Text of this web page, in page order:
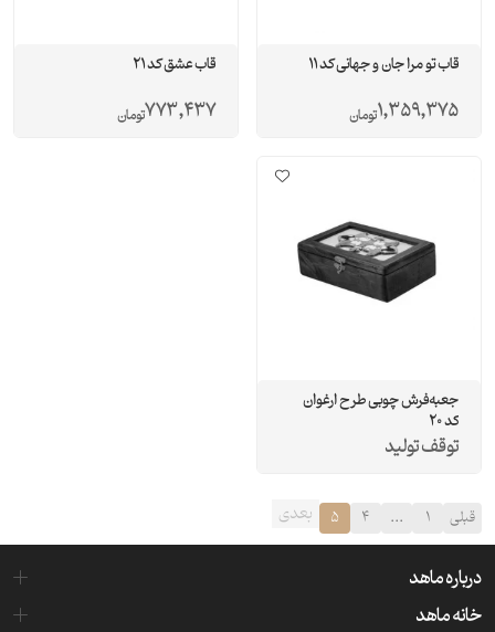
قاب تو مرا جان و جهانی کد 11
1,359,375تومان
قاب عشق کد 21
773,437تومان
جعبه‌فرش چوبی طرح ارغوان
کد 20
توقف تولید
قبلی 1
...
4
5 بعدی
درباره ماهد
خانه ماهد